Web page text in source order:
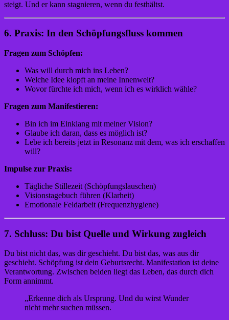
steigt. Und er kann stagnieren, wenn du festhältst.
6. Praxis: In den Schöpfungsfluss kommen
Fragen zum Schöpfen:
Was will durch mich ins Leben?
Welche Idee klopft an meine Innenwelt?
Wovor fürchte ich mich, wenn ich es wirklich wähle?
Fragen zum Manifestieren:
Bin ich im Einklang mit meiner Vision?
Glaube ich daran, dass es möglich ist?
Lebe ich bereits jetzt in Resonanz mit dem, was ich erschaffen
will?
Impulse zur Praxis:
Tägliche Stillezeit (Schöpfungslauschen)
Visionstagebuch führen (Klarheit)
Emotionale Feldarbeit (Frequenzhygiene)
7. Schluss: Du bist Quelle und Wirkung zugleich
Du bist nicht das, was dir geschieht. Du bist das, was aus dir
geschieht. Schöpfung ist dein Geburtsrecht. Manifestation ist deine
Verantwortung. Zwischen beiden liegt das Leben, das durch dich
Form annimmt.
„Erkenne dich als Ursprung. Und du wirst Wunder
nicht mehr suchen müssen.